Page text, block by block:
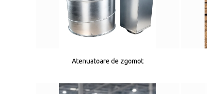
Atenuatoare de zgomot